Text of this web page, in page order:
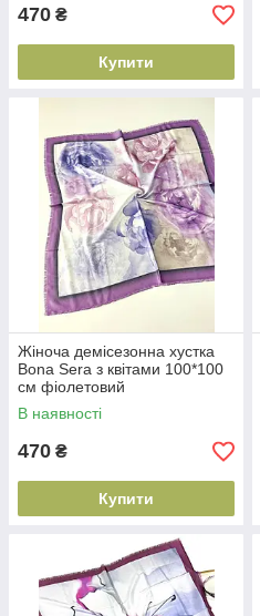
470 ₴
Купити
Жіноча демісезонна хустка
Bona Sera з квітами 100*100
см фіолетовий
В наявності
470 ₴
Купити